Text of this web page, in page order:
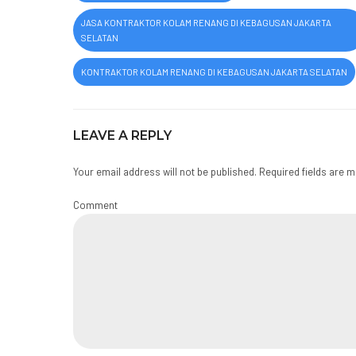
JASA KONTRAKTOR KOLAM RENANG DI KEBAGUSAN JAKARTA
SELATAN
KONTRAKTOR KOLAM RENANG DI KEBAGUSAN JAKARTA SELATAN
LEAVE A REPLY
Your email address will not be published. Required fields are
Comment